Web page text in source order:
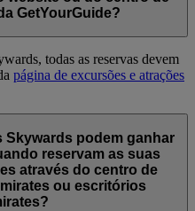
GetYourGuide?
todas as reservas devem
página de excursões e atrações
Skywards podem ganhar
reservam as suas
através do centro de
ou escritórios